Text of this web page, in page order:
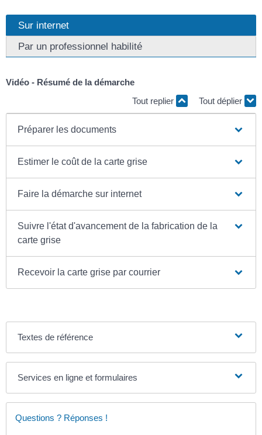
Sur internet
Par un professionnel habilité
Vidéo - Résumé de la démarche
Tout replier
Tout déplier
Préparer les documents
Estimer le coût de la carte grise
Faire la démarche sur internet
Suivre l'état d'avancement de la fabrication de la
carte grise
Recevoir la carte grise par courrier
Textes de référence
Services en ligne et formulaires
Questions ? Réponses !